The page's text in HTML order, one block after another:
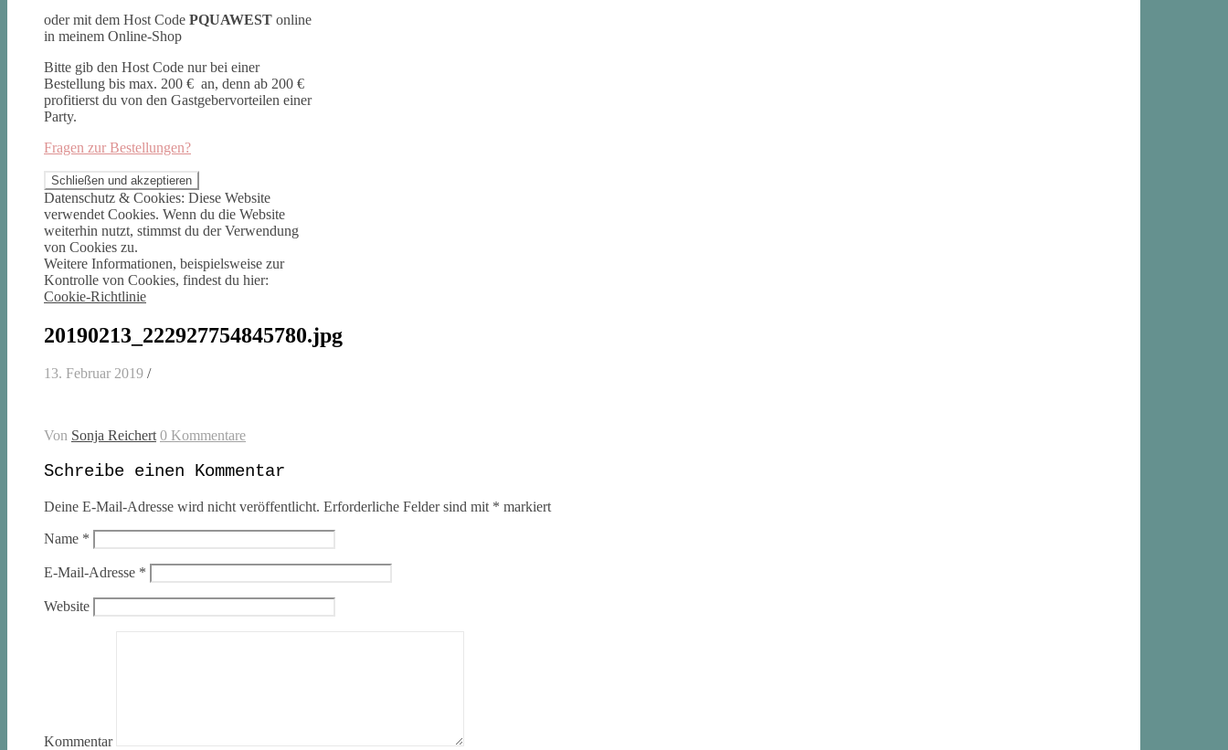
oder mit dem Host Code PQUAWEST online
in meinem Online-Shop
Bitte gib den Host Code nur bei einer
Bestellung bis max. 200 € an, denn ab 200 €
profitierst du von den Gastgebervorteilen einer
Party.
Fragen zur Bestellungen?
Datenschutz & Cookies: Diese Website
verwendet Cookies. Wenn du die Website
weiterhin nutzt, stimmst du der Verwendung
von Cookies zu.
Weitere Informationen, beispielsweise zur
Kontrolle von Cookies, findest du hier:
Cookie-Richtlinie
20190213_222927754845780.jpg
13. Februar 2019 /
Von Sonja Reichert 0 Kommentare
Schreibe einen Kommentar
Deine E-Mail-Adresse wird nicht veröffentlicht. Erforderliche Felder sind mit * markiert
Name *
E-Mail-Adresse *
Website
Kommentar